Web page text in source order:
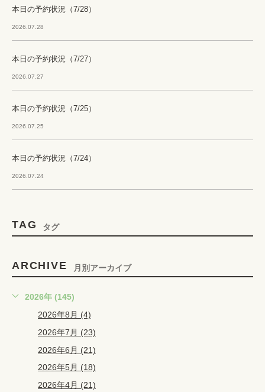
本日の予約状況（7/28）
2026.07.28
本日の予約状況（7/27）
2026.07.27
本日の予約状況（7/25）
2026.07.25
本日の予約状況（7/24）
2026.07.24
TAG タグ
ARCHIVE 月別アーカイブ
2026年 (145)
2026年8月 (4)
2026年7月 (23)
2026年6月 (21)
2026年5月 (18)
2026年4月 (21)